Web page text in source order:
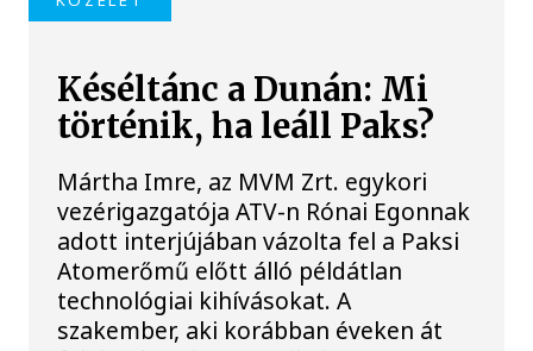
Késéltánc a Dunán: Mi
történik, ha leáll Paks?
Mártha Imre, az MVM Zrt. egykori
vezérigazgatója ATV-n Rónai Egonnak
adott interjújában vázolta fel a Paksi
Atomerőmű előtt álló példátlan
technológiai kihívásokat. A
szakember, aki korábban éveken át